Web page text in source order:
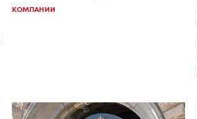
КОМПАНИИ